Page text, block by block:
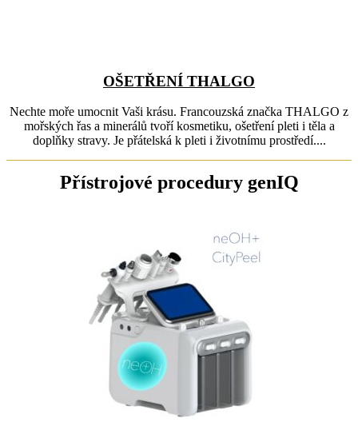
OŠETŘENÍ THALGO
Nechte moře umocnit Vaši krásu. Francouzská značka THALGO z
mořských řas a minerálů tvoří kosmetiku, ošetření pleti i těla a
doplňky stravy. Je přátelská k pleti i životnímu prostředí....
Přístrojové procedury genIQ